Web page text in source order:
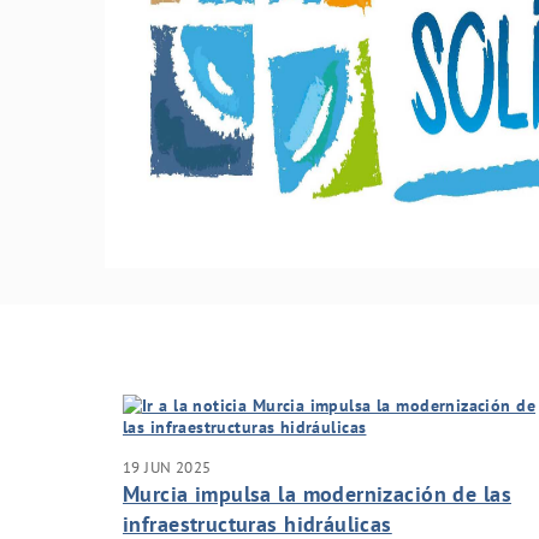
19 JUN 2025
Murcia impulsa la modernización de las
infraestructuras hidráulicas